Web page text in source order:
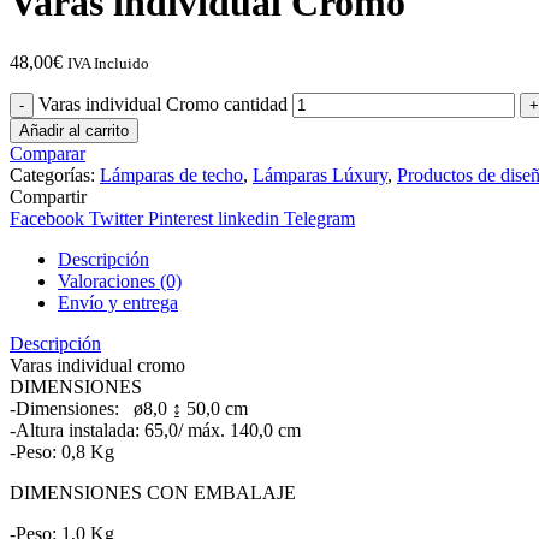
48,00€ IVA Incluido
Varas individual Cromo cantidad
Añadir al carrito
Comparar
Categorías: Lámparas de techo, Lámparas Lúxury, Productos de
Compartir
Facebook Twitter Pinterest linkedin Telegram
Descripción
Valoraciones (0)
Envío y entrega
Descripción
Varas individual cromo
DIMENSIONES
-Dimensiones: ø8,0 ↨ 50,0 cm
-Altura instalada: 65,0/ máx. 140,0 cm
-Peso: 0,8 Kg
DIMENSIONES CON EMBALAJE
-Peso: 1,0 Kg